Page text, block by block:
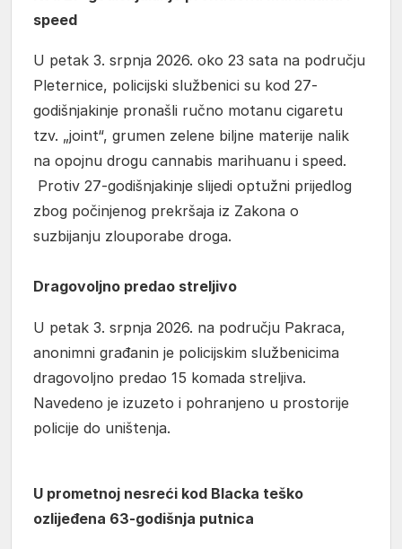
speed
U petak 3. srpnja 2026. oko 23 sata na području
Pleternice, policijski službenici su kod 27-
godišnjakinje pronašli ručno motanu cigaretu
tzv. „joint“, grumen zelene biljne materije nalik
na opojnu drogu cannabis marihuanu i speed.
Protiv 27-godišnjakinje slijedi optužni prijedlog
zbog počinjenog prekršaja iz Zakona o
suzbijanju zlouporabe droga.
Dragovoljno predao streljivo
U petak 3. srpnja 2026. na području Pakraca,
anonimni građanin je policijskim službenicima
dragovoljno predao 15 komada streljiva.
Navedeno je izuzeto i pohranjeno u prostorije
policije do uništenja.
U prometnoj nesreći kod Blacka teško
ozlijeđena 63-godišnja putnica